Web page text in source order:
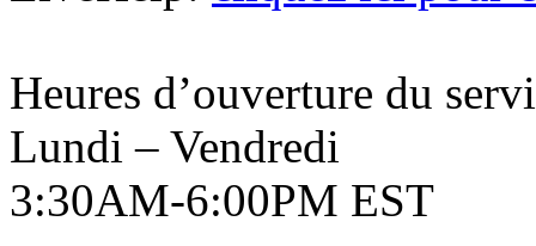
Heures d’ouverture du
Lundi – Vendredi
3:30AM-6:00PM EST